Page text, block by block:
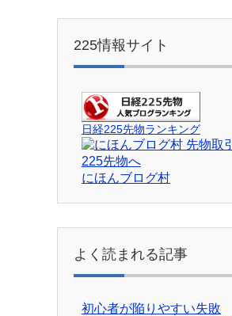
225情報サイト
日経225先物ランキング
にほんブログ村
よく読まれる記事
初心者が陥りやすい失敗